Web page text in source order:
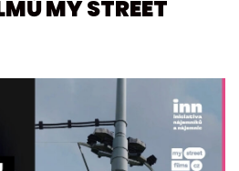
MY STREET